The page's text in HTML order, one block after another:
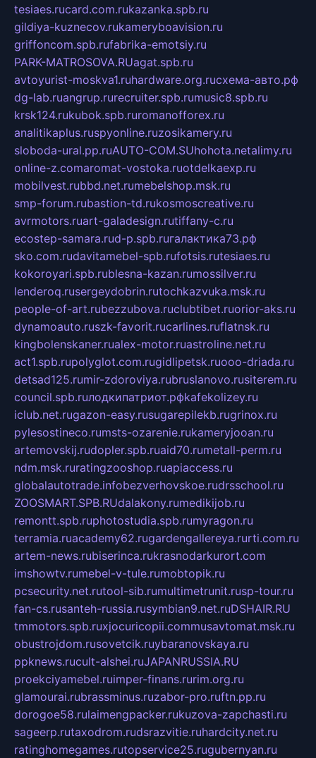
tesiaes.rucard.com.rukazanka.spb.ru
gildiya-kuznecov.rukameryboavision.ru
griffoncom.spb.rufabrika-emotsiy.ru
PARK-MATROSOVA.RUagat.spb.ru
avtoyurist-moskva1.ruhardware.org.ruсхема-авто.рф
dg-lab.ruangrup.rurecruiter.spb.rumusic8.spb.ru
krsk124.rukubok.spb.ruromanofforex.ru
analitikaplus.ruspyonline.ruzosikamery.ru
sloboda-ural.pp.ruAUTO-COM.SUhohota.netalimy.ru
online-z.comaromat-vostoka.ruotdelkaexp.ru
mobilvest.rubbd.net.rumebelshop.msk.ru
smp-forum.rubastion-td.rukosmoscreative.ru
avrmotors.ruart-galadesign.rutiffany-c.ru
ecostep-samara.rud-p.spb.ruгалактика73.рф
sko.com.rudavitamebel-spb.rufotsis.rutesiaes.ru
kokoroyari.spb.rublesna-kazan.rumossilver.ru
lenderoq.rusergeydobrin.rutochkazvuka.msk.ru
people-of-art.rubezzubova.ruclubtibet.ruorior-aks.ru
dynamoauto.ruszk-favorit.rucarlines.ruflatnsk.ru
kingbolenskaner.rualex-motor.ruastroline.net.ru
act1.spb.rupolyglot.com.rugidlipetsk.ruooo-driada.ru
detsad125.rumir-zdoroviya.rubruslanovo.rusiterem.ru
council.spb.ruлодкипатриот.рфkafekolizey.ru
iclub.net.rugazon-easy.rusugarepilekb.rugrinox.ru
pylesostineco.rumsts-ozarenie.rukameryjooan.ru
artemovskij.rudopler.spb.ruaid70.rumetall-perm.ru
ndm.msk.ruratingzooshop.ruapiaccess.ru
globalautotrade.infobezverhovskoe.rudrsschool.ru
ZOOSMART.SPB.RUdalakony.rumedikijob.ru
remontt.spb.ruphotostudia.spb.rumyragon.ru
terramia.ruacademy62.rugardengallereya.rurti.com.ru
artem-news.rubiserinca.rukrasnodarkurort.com
imshowtv.rumebel-v-tule.rumobtopik.ru
pcsecurity.net.rutool-sib.rumultimetrunit.rusp-tour.ru
fan-cs.rusanteh-russia.rusymbian9.net.ruDSHAIR.RU
tmmotors.spb.ruxjocuricopii.commusavtomat.msk.ru
obustrojdom.rusovetcik.ruybaranovskaya.ru
ppknews.rucult-alshei.ruJAPANRUSSIA.RU
proekciyamebel.ruimper-finans.rurim.org.ru
glamourai.rubrassminus.ruzabor-pro.ruftn.pp.ru
dorogoe58.rulaimengpacker.rukuzova-zapchasti.ru
sageerp.rutaxodrom.rudsrazvitie.ruhardcity.net.ru
ratinghomegames.rutopservice25.rugubernyan.ru